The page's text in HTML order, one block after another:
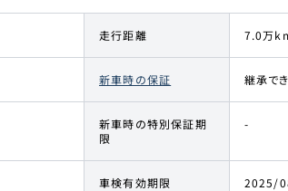
走行距離 7.0万
新車時の保証 継承で
新車時の特別保証期
限
-
車検有効期限 2025/